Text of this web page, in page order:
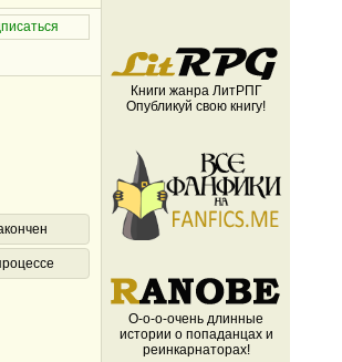
Книги жанра ЛитРПГ
Опубликуй свою книгу!
О-о-о-очень длинные
истории о попаданцах и
реинкарнаторах!